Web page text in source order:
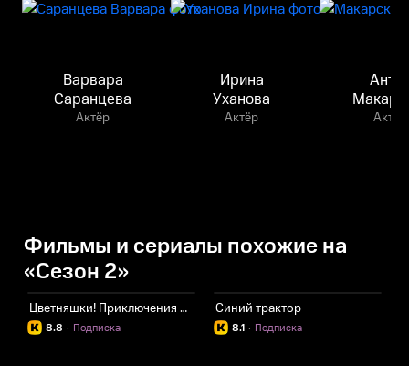
Варвара
Саранцева
Актёр
Ирина
Уханова
Актёр Актёр
Фильмы и сериалы похожие на
«Сезон 2»
Цветняшки! Приключения продолжаются
8.8 Подписка
·
Синий трактор
8.1 Подписка
·